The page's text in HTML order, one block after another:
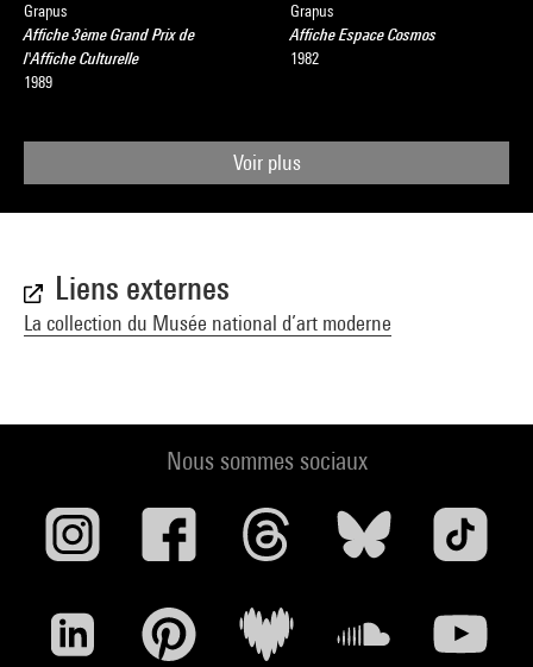
Grapus
Affiche 3ème Grand Prix de
l'Affiche Culturelle
1989
Grapus
Affiche Espace Cosmos
1982
Voir plus
Liens externes
La collection du Musée national d’art moderne
Nous sommes sociaux